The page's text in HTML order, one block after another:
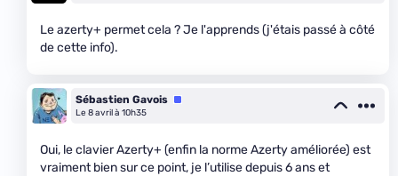
Le azerty+ permet cela ? Je l'apprends (j'étais passé à côté
de cette info).
Sébastien Gavois Équipe
Le 8 avril à 10h35
Oui, le clavier Azerty+ (enfin la norme Azerty améliorée) est
vraiment bien sur ce point, je l’utilise depuis 6 ans et